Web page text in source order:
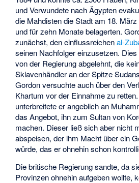
und Verwundete nach Ägypten
die Mahdisten die Stadt am 18.
und für zehn Monate belagerten.
zunächst, den einflussreichenal-
seinen Nachfolger einzusetzen.
von der Regierung abgelehnt, die
Sklavenhändler an der Spitze
Gordon versuchte auch über den
Khartum vor der Einnahme zu
unterbreitete er angeblich an
das Angebot, ihn zum Sultan von
machen. Dieser ließ sich aber nicht
abspeisen, der ihm Macht über ein
würde, das er ohnehin schon
Die britische Regierung sandte, da
Provinzen ohnehin aufgeben wollte,